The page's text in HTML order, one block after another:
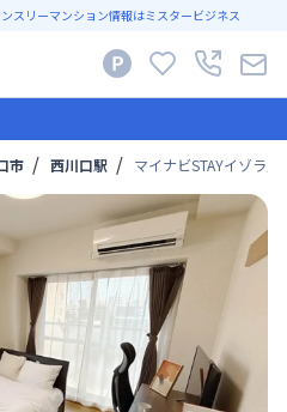
スリーマンション情報はミスタービジネス
市 西川口駅 マイナビSTAYイゾラ